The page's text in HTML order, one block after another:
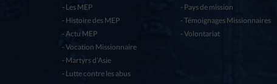
Les MEP
Histoire des MEP
Actu MEP
Vocation Missionnaire
Martyrs d’Asie
Lutte contre les abus
Pays de mission
Témoignages Missionnaires
Volontariat